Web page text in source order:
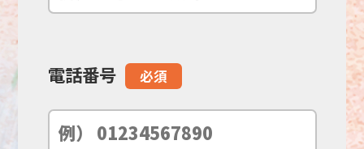
フ
電話番号 必須